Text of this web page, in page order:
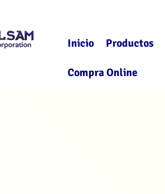
Inicio Productos
Compra Online